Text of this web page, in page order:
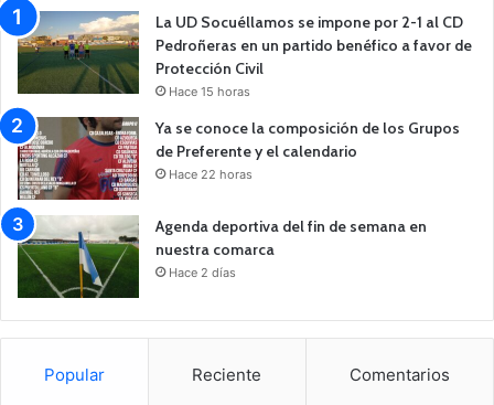
La UD Socuéllamos se impone por 2-1 al CD
Pedroñeras en un partido benéfico a favor de
Protección Civil
Hace 15 horas
Ya se conoce la composición de los Grupos
de Preferente y el calendario
Hace 22 horas
Agenda deportiva del fin de semana en
nuestra comarca
Hace 2 días
Popular Reciente Comentarios